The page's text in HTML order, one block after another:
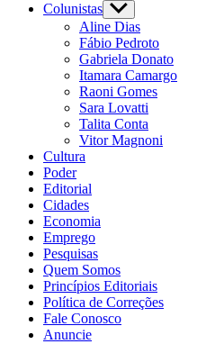
Colunistas Show
sub
menu
Aline Dias
Fábio Pedroto
Gabriela Donato
Itamara Camargo
Raoni Gomes
Sara Lovatti
Talita Conta
Vitor Magnoni
Cultura
Poder
Editorial
Cidades
Economia
Emprego
Pesquisas
Quem Somos
Princípios Editoriais
Política de Correções
Fale Conosco
Anuncie